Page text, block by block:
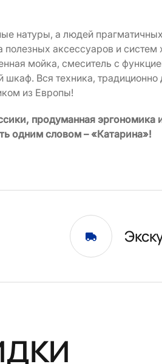
натуры, а людей
аксессуаров и систем
мойка, смеситель с
Вся техника,
из Европы!
продуманная эргономика
одним словом – «Катарина»!